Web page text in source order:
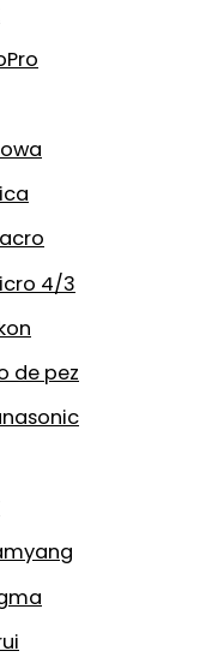
4/3
de pez